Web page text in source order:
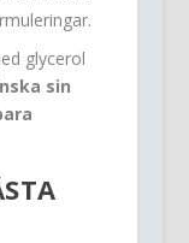
glycerol
sin